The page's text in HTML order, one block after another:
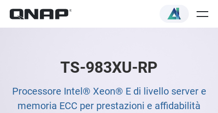
TS-983XU-RP
Processore Intel® Xeon® E di livello server e
memoria ECC per prestazioni e affidabilità